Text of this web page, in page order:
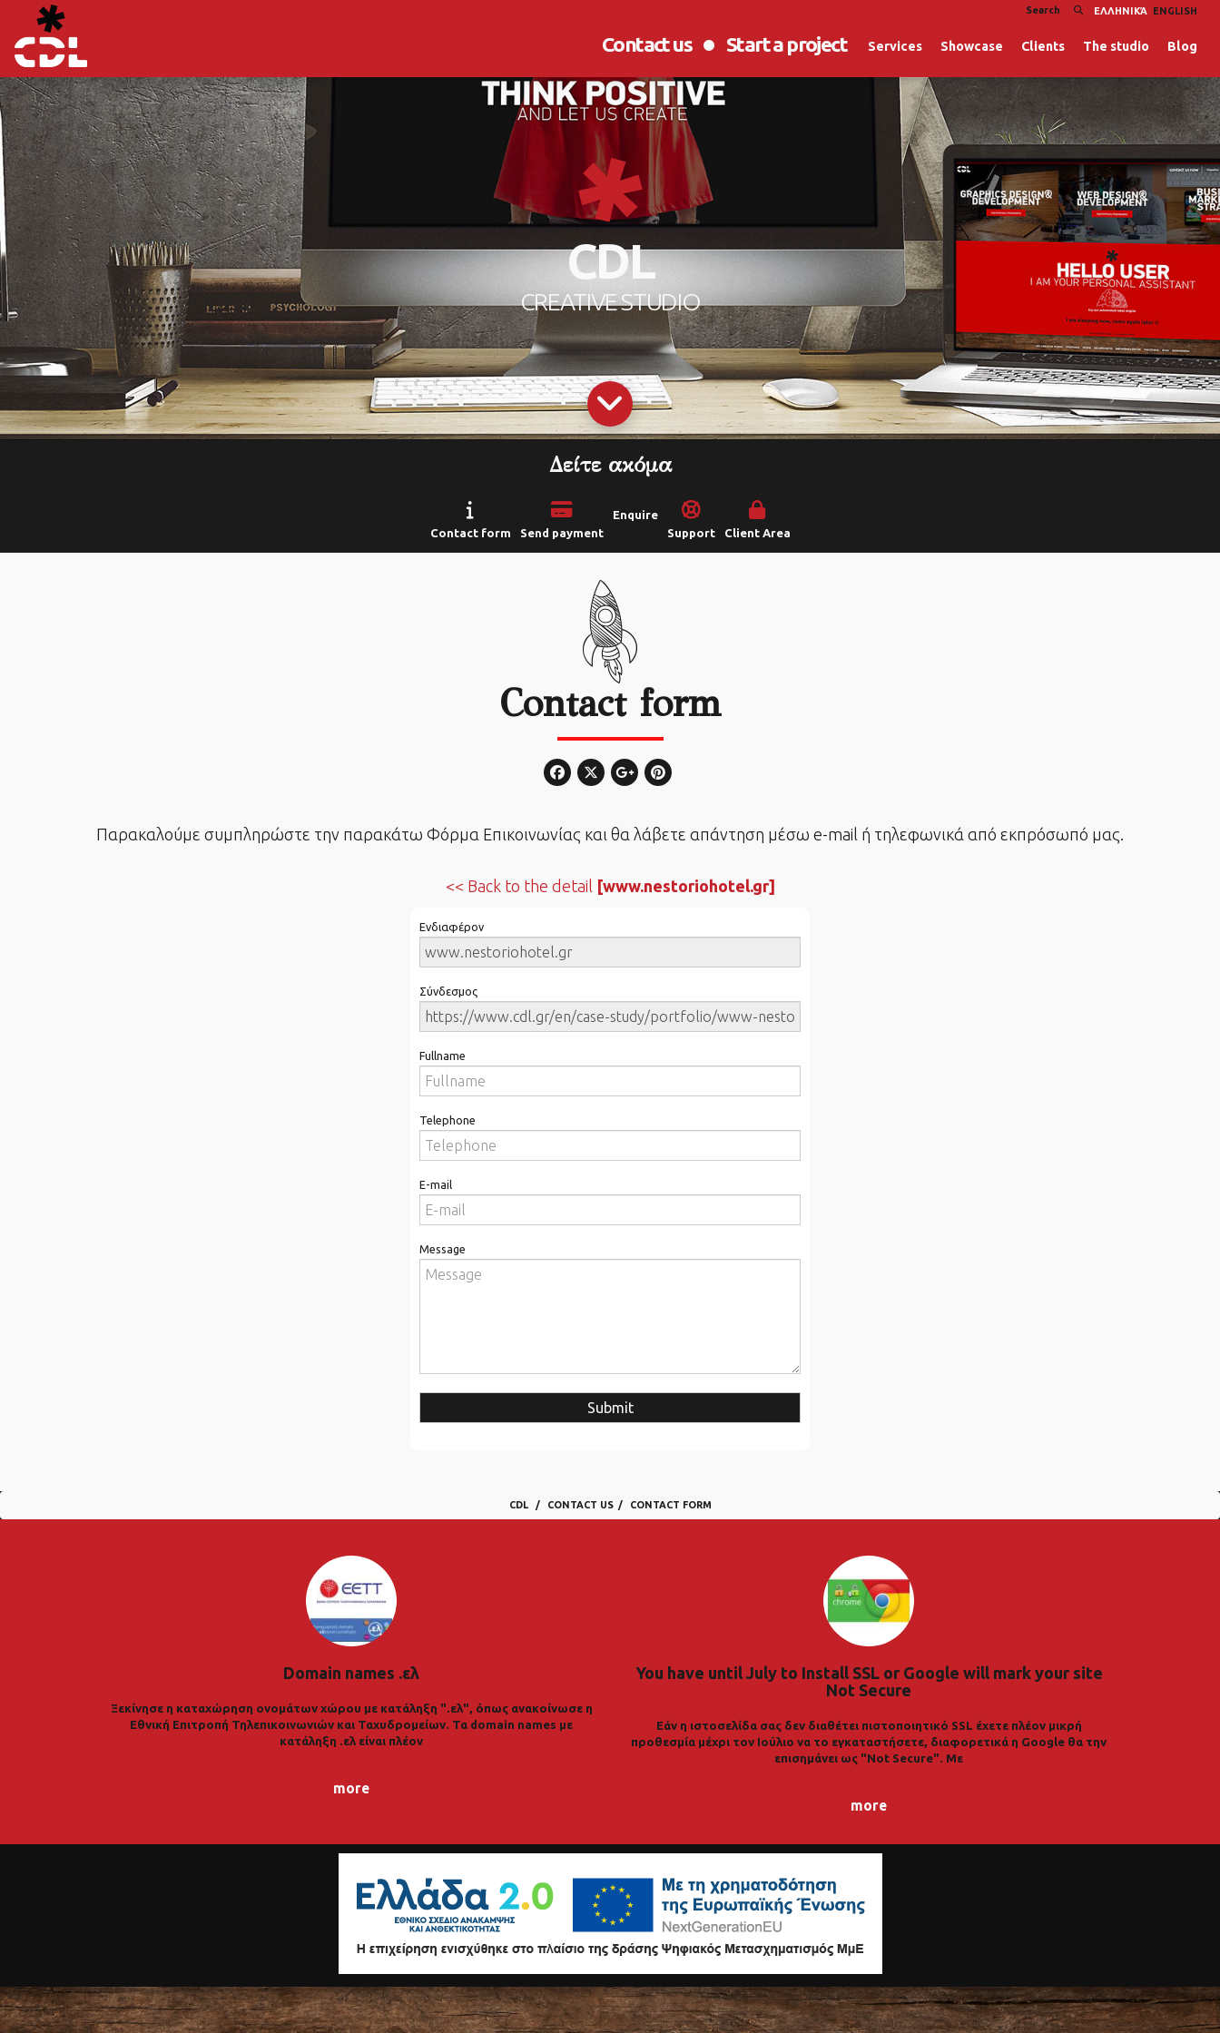
ΕΛΛΗΝΙΚΆ ENGLISH
Contact us Start a project Services Showcase Clients The studio Blog
CDL
CREATIVE STUDIO
Δείτε ακόμα
Contact form Send payment
Enquire
Support
Client Area
Contact form
Παρακαλούμε συμπληρώστε την παρακάτω Φόρμα Επικοινωνίας και θα λάβετε απάντηση μέσω e-mail ή τηλεφωνικά από εκπρόσωπό μας.
Back to the detail [www.nestoriohotel.gr]
Ενδιαφέρον
Σύνδεσμος
Fullname
Telephone
E-mail
Message
Submit
CDL CONTACT US CONTACT FORM
Domain names .ελ
Ξεκίνησε η καταχώρηση ονομάτων χώρου με κατάληξη ".ελ", όπως ανακοίνωσε η
Εθνική Επιτροπή Τηλεπικοινωνιών και Ταχυδρομείων. Τα domain names με
κατάληξη .ελ είναι πλέον
more
You have until July to Install SSL or Google will mark your site
Not Secure
Εάν η ιστοσελίδα σας δεν διαθέτει πιστοποιητικό SSL έχετε πλέον μικρή
προθεσμία μέχρι τον Ιούλιο να το εγκαταστήσετε, διαφορετικά η Google θα την
επισημάνει ως "Not Secure". Με
more